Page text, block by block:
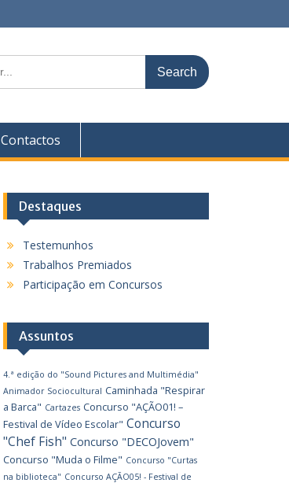
Contactos
Destaques
Testemunhos
Trabalhos Premiados
Participação em Concursos
Assuntos
4.ª edição do "Sound Pictures and Multimédia"
Animador Sociocultural Caminhada "Respirar
a Barca" Cartazes Concurso "AÇÃO01! –
Festival de Vídeo Escolar" Concurso
"Chef Fish" Concurso "DECOJovem"
Concurso "Muda o Filme" Concurso "Curtas
na biblioteca" Concurso AÇÃO05! - Festival de